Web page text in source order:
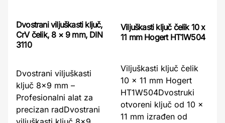
Dvostrani viljuškasti ključ,
CrV čelik, 8 × 9 mm, DIN
3110
Dvostrani viljuškasti
ključ 8x9 mm –
Profesionalni alat za
precizan radDvostrani
Viljuškasti ključ čelik 10 x
11 mm Hogert HT1W504
Viljuškasti ključ čelik
10 x 11 mm Hogert
HT1W504Dvostruki
otvoreni ključ od 10 x
11 mm izrađen od